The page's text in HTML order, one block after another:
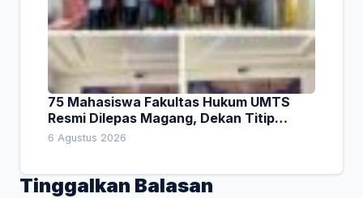
75 Mahasiswa Fakultas Hukum UMTS
Resmi Dilepas Magang, Dekan Titip
Empat Pesan Penting
6 Agustus 2026
Tinggalkan Balasan